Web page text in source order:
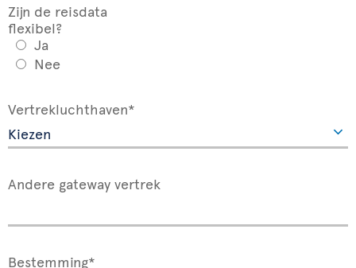
Zijn de reisdata
flexibel?
Ja
Nee
Vertrekluchthaven*
Andere gateway vertrek
Bestemming*